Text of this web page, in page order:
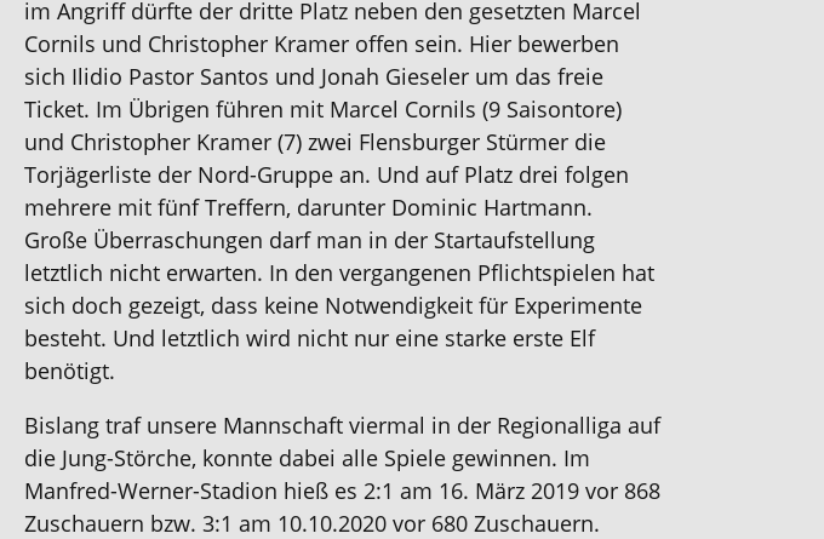
im Angriff dürfte der dritte Platz neben den gesetzten Marcel
Cornils und Christopher Kramer offen sein. Hier bewerben
sich Ilidio Pastor Santos und Jonah Gieseler um das freie
Ticket. Im Übrigen führen mit Marcel Cornils (9 Saisontore)
und Christopher Kramer (7) zwei Flensburger Stürmer die
Torjägerliste der Nord-Gruppe an. Und auf Platz drei folgen
mehrere mit fünf Treffern, darunter Dominic Hartmann.
Große Überraschungen darf man in der Startaufstellung
letztlich nicht erwarten. In den vergangenen Pflichtspielen hat
sich doch gezeigt, dass keine Notwendigkeit für Experimente
besteht. Und letztlich wird nicht nur eine starke erste Elf
benötigt.
Bislang traf unsere Mannschaft viermal in der Regionalliga auf
die Jung-Störche, konnte dabei alle Spiele gewinnen. Im
Manfred-Werner-Stadion hieß es 2:1 am 16. März 2019 vor 868
Zuschauern bzw. 3:1 am 10.10.2020 vor 680 Zuschauern.